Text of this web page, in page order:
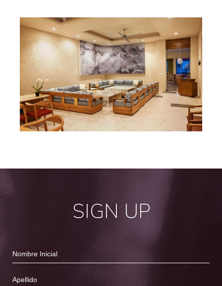
SIGN UP
Hidden
Field
Nombre
Inicial
Apellido